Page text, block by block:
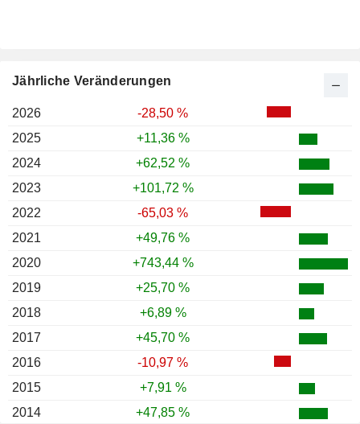
Jährliche Veränderungen
2026
-28,50 %
2025
+11,36 %
2024
+62,52 %
2023
+101,72 %
2022
-65,03 %
2021
+49,76 %
2020
+743,44 %
2019
+25,70 %
2018
+6,89 %
2017
+45,70 %
2016
-10,97 %
2015
+7,91 %
2014
+47,85 %